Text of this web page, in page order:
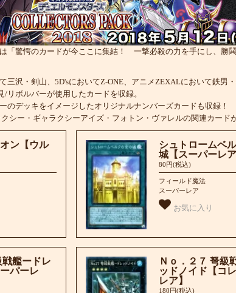
「驚愕のカードが今ここに集結！ 一撃必殺の力を手にし、勝
沢・剣山、5D'sにおいてZ-ONE、アニメZEXALにおいて鉄男・
リボルバーが使用したカードを収録。
のデッキをイメージしたオリジナルナンバーズカードも収録！
シー・ギャラクシーアイズ・フォトン・ヴァレルの関連カードが
ン【ウル
シュトロームベ
城【スーパーレア
80円(税込)
フィールド魔法
スーパーレア
お気に入り
戦艦ードレ
パーレ
Ｎｏ．２７ 弩級
ッドノイド【コ
レア】
180円(税込)